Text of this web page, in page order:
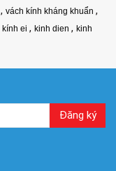
, vách kính kháng khuẩn ,
kính ei , kinh dien , kinh